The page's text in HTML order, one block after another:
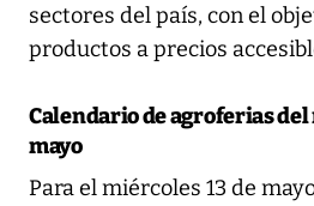
sectores del país, con el
productos a precios
Calendario de agroferias del
mayo
Para el miércoles 13 de